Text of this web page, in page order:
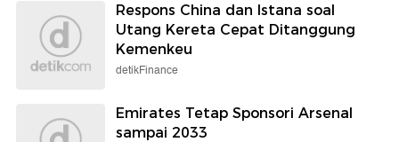
Respons China dan Istana soal
Utang Kereta Cepat Ditanggung
Kemenkeu
detikFinance
Emirates Tetap Sponsori Arsenal
sampai 2033